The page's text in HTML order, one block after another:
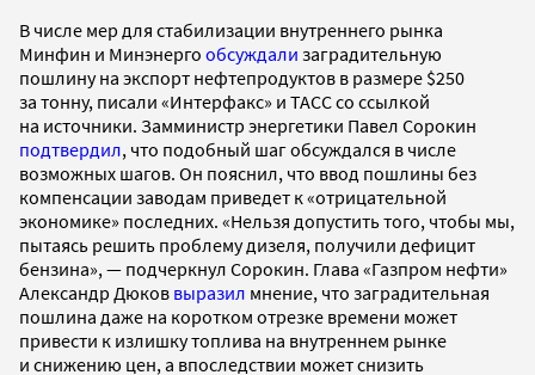
В числе мер для стабилизации внутреннего рынка
Минфин и Минэнерго обсуждали заградительную
пошлину на экспорт нефтепродуктов в размере $250
за тонну, писали «Интерфакс» и ТАСС со ссылкой
на источники. Замминистр энергетики Павел Сорокин
подтвердил, что подобный шаг обсуждался в числе
возможных шагов. Он пояснил, что ввод пошлины без
компенсации заводам приведет к «отрицательной
экономике» последних. «Нельзя допустить того, чтобы мы,
пытаясь решить проблему дизеля, получили дефицит
бензина», — подчеркнул Сорокин. Глава «Газпром нефти»
Александр Дюков выразил мнение, что заградительная
пошлина даже на коротком отрезке времени может
привести к излишку топлива на внутреннем рынке
и снижению цен, а впоследствии может снизить